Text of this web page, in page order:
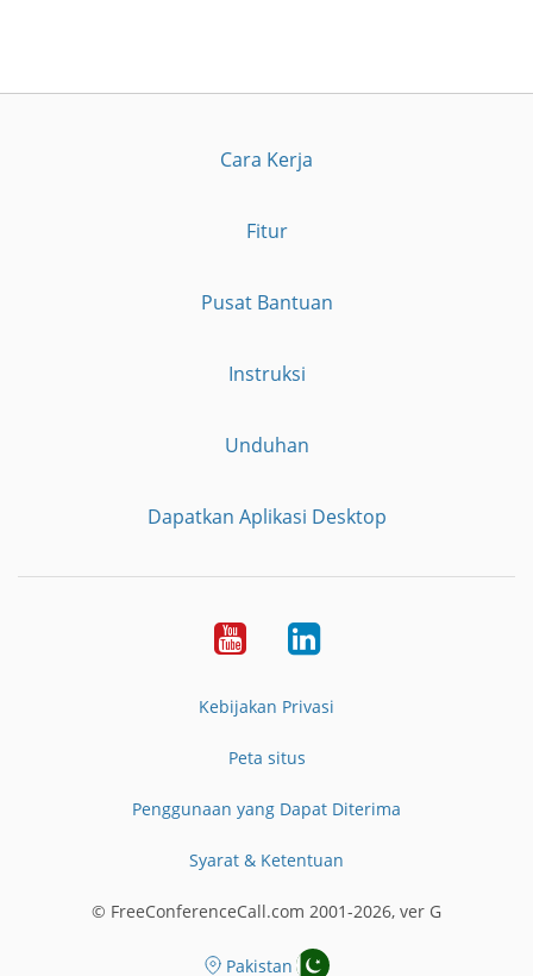
Cara Kerja
Fitur
Pusat Bantuan
Instruksi
Unduhan
Dapatkan Aplikasi Desktop
YouTubeLinkedIn
Kebijakan Privasi
Peta situs
Penggunaan yang Dapat Diterima
Syarat & Ketentuan
© FreeConferenceCall.com 2001-2026, ver G
Pakistan